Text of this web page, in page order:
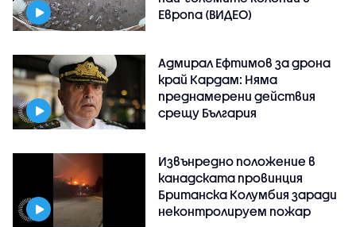
Европа (ВИДЕО)
Адмирал Ефтимов за дрона
край Кардам: Няма
преднамерени действия
срещу България
Извънредно положение в
канадската провинция
Британска Колумбия заради
неконтролируем пожар